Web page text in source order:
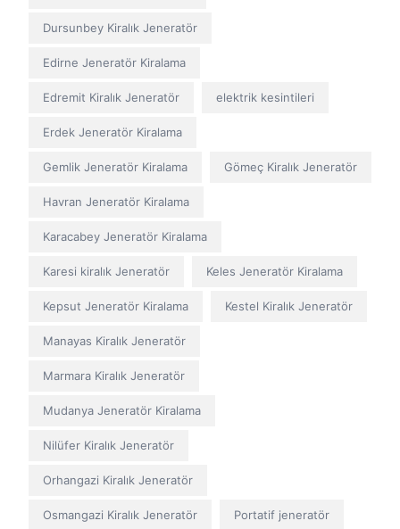
Dursunbey Kiralık Jeneratör
Edirne Jeneratör Kiralama
Edremit Kiralık Jeneratör elektrik kesintileri
Erdek Jeneratör Kiralama
Gemlik Jeneratör Kiralama Gömeç Kiralık Jeneratör
Havran Jeneratör Kiralama
Karacabey Jeneratör Kiralama
Karesi kiralık Jeneratör Keles Jeneratör Kiralama
Kepsut Jeneratör Kiralama Kestel Kiralık Jeneratör
Manayas Kiralık Jeneratör
Marmara Kiralık Jeneratör
Mudanya Jeneratör Kiralama
Nilüfer Kiralık Jeneratör
Orhangazi Kiralık Jeneratör
Osmangazi Kiralık Jeneratör Portatif jeneratör